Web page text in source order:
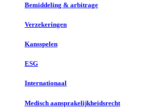
Bemiddeling & arbitrage
Verzekeringen
Kansspelen
ESG
Internationaal
Medisch aansprakelijkheidsrecht